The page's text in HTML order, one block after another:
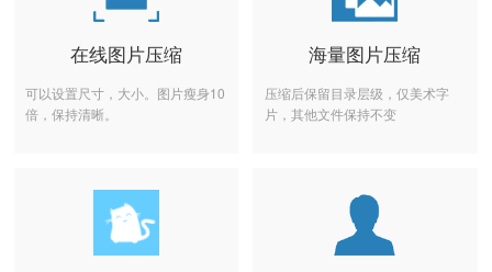
在线图片压缩
可以设置尺寸，大小。图片瘦身10
倍，保持清晰。
海量图片压缩
压缩后保留目录层级，仅美术字
片，其他文件保持不变